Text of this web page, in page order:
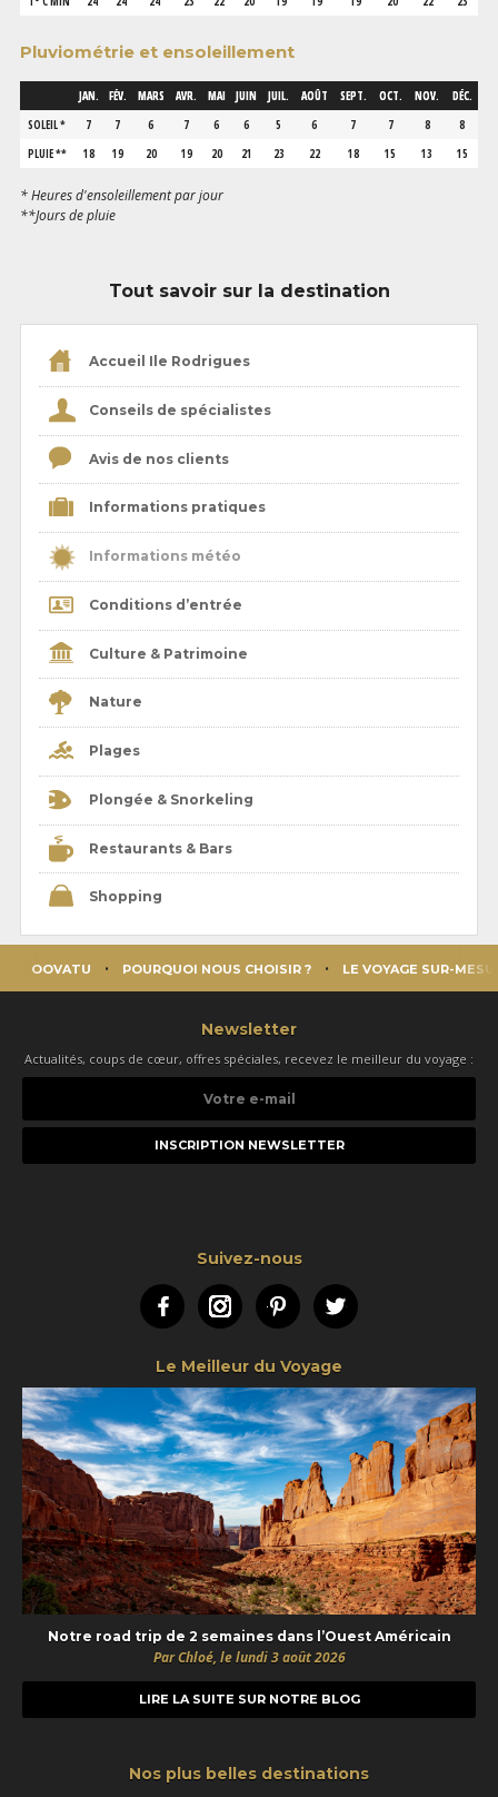
Pluviométrie et ensoleillement
JAN. FÉV. MARS AVR. MAI JUIN JUIL. AOÛT SEPT. OCT. NOV.
DÉC.
SOLEIL *
7 7 6 7 6 6 5 6 7 7 8
8
PLUIE **
18 19 20 19 20 21 23 22 18 15 13 15
* Heures d'ensoleillement par jour
**Jours de pluie
Tout savoir sur la destination
Accueil Ile Rodrigues
Conseils de spécialistes
Avis de nos clients
Informations pratiques
Informations météo
Conditions d’entrée
Culture & Patrimoine
Nature
Plages
Plongée & Snorkeling
Restaurants & Bars
Shopping
OOVATU POURQUOI NOUS CHOISIR ? LE VOYAGE SUR-
Newsletter
Actualités, coups de cœur, offres spéciales, recevez le meilleur du voyage :
e-
Suivez-nous
FacebookInstagramPinterestTwitter
Le Meilleur du Voyage
Notre road trip de 2 semaines dans l’Ouest Américain
Par Chloé, le lundi 3 août 2026
LIRE LA SUITE SUR NOTRE BLOG
Nos plus belles destinations